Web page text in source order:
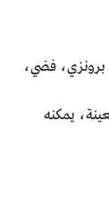
برونزي، فضي،
يمكنه